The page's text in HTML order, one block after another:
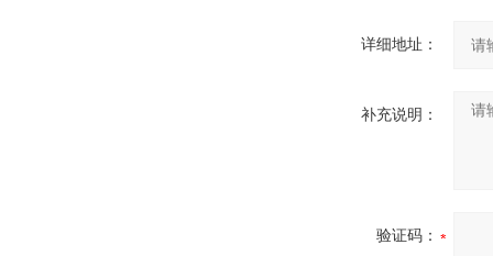
详细地址：
补充说明：
验证码：